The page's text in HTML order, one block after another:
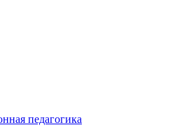
педагогика